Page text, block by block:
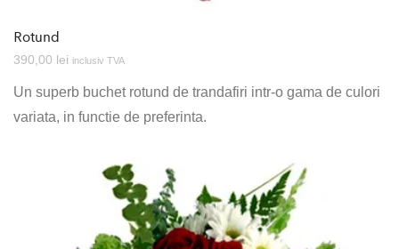
Rotund
390,00 lei inclusiv TVA
Un superb buchet rotund de trandafiri intr-o gama de culori
variata, in functie de preferinta.